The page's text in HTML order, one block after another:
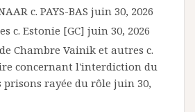
c. PAYS-BAS juin 30, 2026
c. Estonie [GC] juin 30, 2026
Chambre Vainik et autres c.
concernant l'interdiction du
prisons rayée du rôle juin 30,